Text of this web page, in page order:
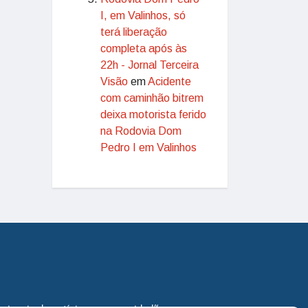
I, em Valinhos, só
terá liberação
completa após às
22h - Jornal Terceira
Visão emAcidente
com caminhão bitrem
deixa motorista ferido
na Rodovia Dom
Pedro I em Valinhos